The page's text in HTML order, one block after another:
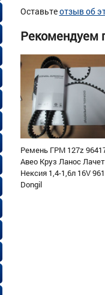
Оставьтеотзыв об
Рекомендуем
Ремень ГРМ 127z
Авео Круз Ланос
Нексия 1,4-1,6л 16V
Dongil